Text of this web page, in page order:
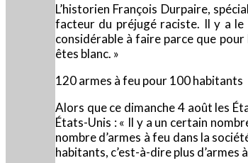
L’historien François Durpaire,
facteur du préjugé raciste. Il y a
considérable à faire parce que
êtes blanc. »
120 armes à feu pour 100 habitants
Alors que ce dimanche 4 août les
États-Unis : « Il y a un certain
nombre d’armes à feu dans la
habitants, c’est-à-dire plus d’armes